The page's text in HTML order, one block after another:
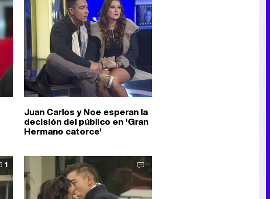
Canción ganadora de Eurovisión 2026: DARA con "Bangaranga" por Bulgaria
Juan Carlos y Noe esperan la
decisión del público en 'Gran
Hermano catorce'
1